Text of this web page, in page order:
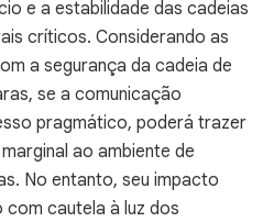
e a estabilidade das cadeias
críticos. Considerando as
a segurança da cadeia de
se a comunicação
pragmático, poderá trazer
ao ambiente de
No entanto, seu impacto
com cautela à luz dos